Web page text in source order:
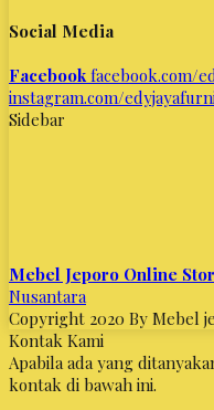
Social Media
Facebook facebook.com/
instagram.com/
Sidebar
Mebel Jeporo Online
Nusantara
Copyright 2020 By Mebel
Kontak Kami
Apabila ada yang
kontak di bawah ini.